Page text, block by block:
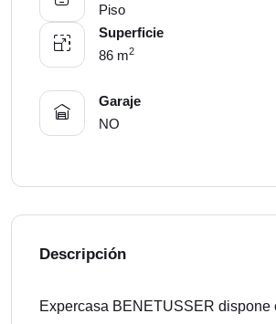
Piso
Superficie
86 m2
Garaje
NO
Descripción
Expercasa BENETUSSER dispone